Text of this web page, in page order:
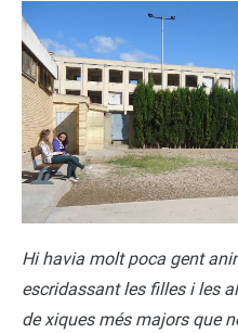
Hi havia molt poca gent
escridassant les filles i les
de xiques més majors que